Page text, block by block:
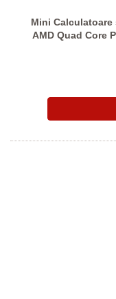
Mini Calculatoare
AMD Quad Core